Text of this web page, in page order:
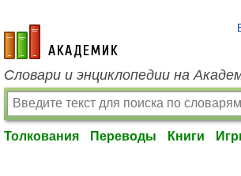
academic.ru
Словари и энциклопедии на
Толкования Переводы Книги